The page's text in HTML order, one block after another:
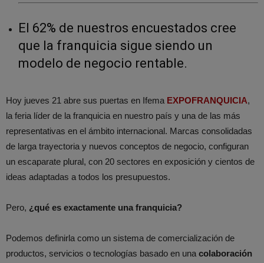
El 62% de nuestros encuestados cree
que la franquicia sigue siendo un
modelo de negocio rentable.
Hoy jueves 21 abre sus puertas en Ifema EXPOFRANQUICIA,
la feria líder de la franquicia en nuestro país y una de las más
representativas en el ámbito internacional. Marcas consolidadas
de larga trayectoria y nuevos conceptos de negocio, configuran
un escaparate plural, con 20 sectores en exposición y cientos de
ideas adaptadas a todos los presupuestos.
Pero, ¿qué es exactamente una franquicia?
Podemos definirla como un sistema de comercialización de
productos, servicios o tecnologías basado en una colaboración